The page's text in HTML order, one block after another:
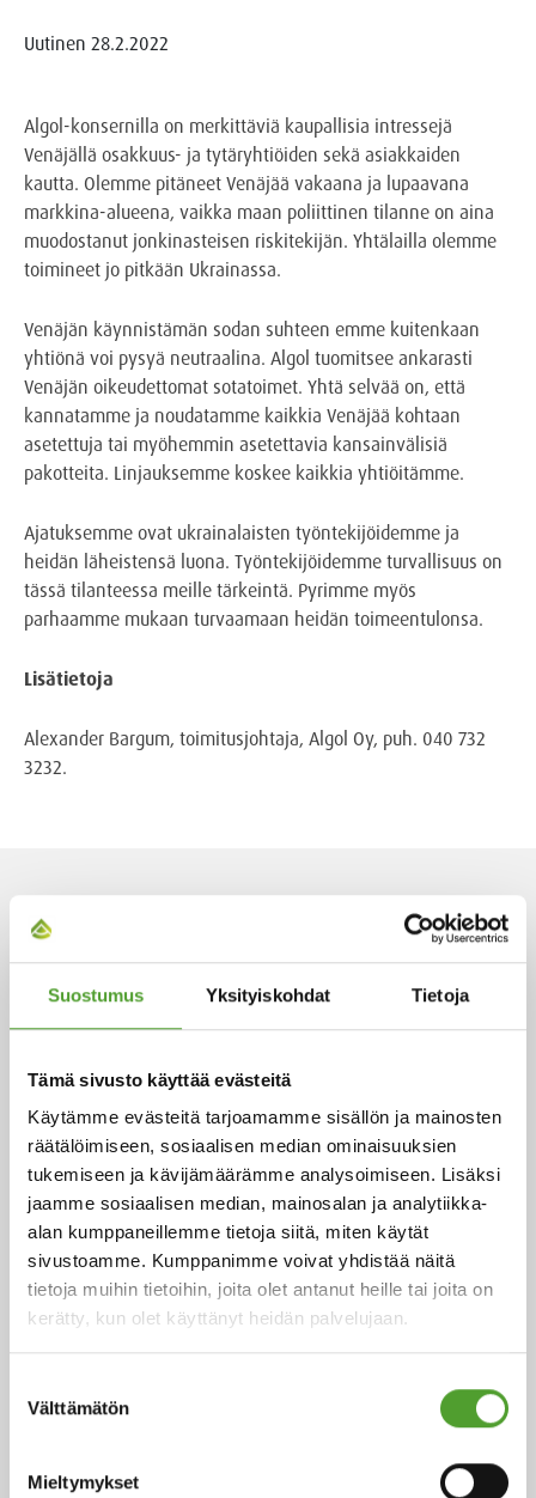
Suostumus Yksityiskohdat Tietoja
Tämä sivusto käyttää evästeitä
Käytämme evästeitä tarjoamamme sisällön ja mainosten
räätälöimiseen, sosiaalisen median ominaisuuksien
tukemiseen ja kävijämäärämme analysoimiseen. Lisäksi
jaamme sosiaalisen median, mainosalan ja analytiikka-
alan kumppaneillemme tietoja siitä, miten käytät
sivustoamme. Kumppanimme voivat yhdistää näitä
tietoja muihin tietoihin, joita olet antanut heille tai joita on
kerätty, kun olet käyttänyt heidän palvelujaan.
valinta
Välttämätön
Mieltymykset
Uutinen 28.2.2022
Algol-konsernilla on merkittäviä kaupallisia intressejä
Venäjällä osakkuus- ja tytäryhtiöiden sekä asiakkaiden
kautta. Olemme pitäneet Venäjää vakaana ja lupaavana
markkina-alueena, vaikka maan poliittinen tilanne on aina
muodostanut jonkinasteisen riskitekijän. Yhtälailla olemme
toimineet jo pitkään Ukrainassa.
Venäjän käynnistämän sodan suhteen emme kuitenkaan
yhtiönä voi pysyä neutraalina. Algol tuomitsee ankarasti
Venäjän oikeudettomat sotatoimet. Yhtä selvää on, että
kannatamme ja noudatamme kaikkia Venäjää kohtaan
asetettuja tai myöhemmin asetettavia kansainvälisiä
pakotteita. Linjauksemme koskee kaikkia yhtiöitämme.
Ajatuksemme ovat ukrainalaisten työntekijöidemme ja
heidän läheistensä luona. Työntekijöidemme turvallisuus on
tässä tilanteessa meille tärkeintä. Pyrimme myös
parhaamme mukaan turvaamaan heidän toimeentulonsa.
Lisätietoja
Alexander Bargum, toimitusjohtaja, Algol Oy, puh. 040 732
3232.
AJANKOHTAISET
2.7.2026
Adam Cederwall Baidori nimitetty
Algol Chemicalsin Scandinavia -
yksikön liiketoimintajohtajaksi
18.5.2026
Juha Hietalahti nimitetty Algol
Chemicalsin väliaikaiseksi